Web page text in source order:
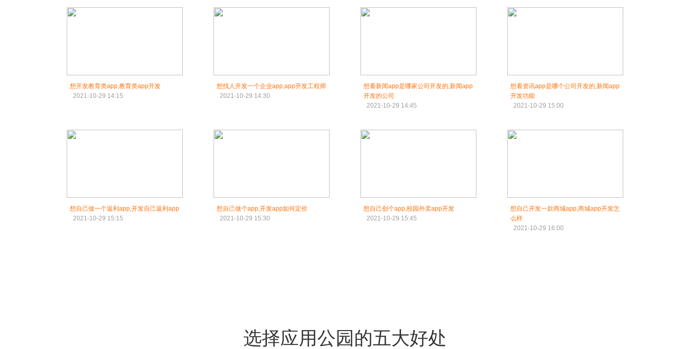
想开发教育类app,教育类app开发
2021-10-29 14:15
想找人开发一个企业app,app开发工程师
2021-10-29 14:30
想看新闻app是哪家公司开发的,新闻app
开发的公司
2021-10-29 14:45
想看资讯app是哪个公司开发的,新闻app
开发功能
2021-10-29 15:00
想自己做一个返利app,开发自己返利app
2021-10-29 15:15
想自己做个app,开发app如何定价
2021-10-29 15:30
想自己创个app,校园外卖app开发
2021-10-29 15:45
想自己开发一款商城app,商城app开发怎
么样
2021-10-29 16:00
选择应用公园的五大好处